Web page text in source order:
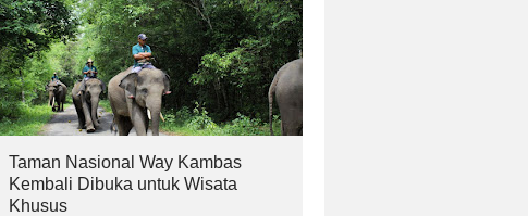
Taman Nasional Way Kambas
Kembali Dibuka untuk Wisata
Khusus